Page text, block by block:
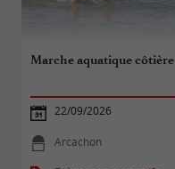
Marche aquatique côtière
22/09/2026
Arcachon